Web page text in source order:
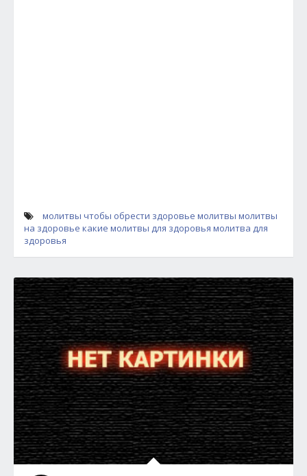
молитвы чтобы обрести здоровье молитвы молитвы
на здоровье какие молитвы для здоровья молитва для
здоровья